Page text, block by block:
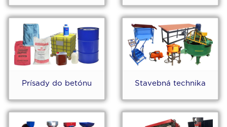
Prísady do betónu Stavebná technika